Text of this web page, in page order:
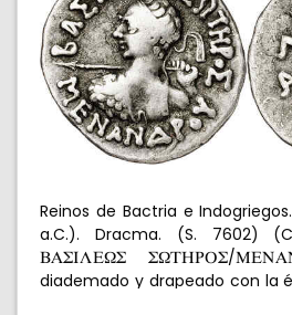
Reinos de Bactria e
a.C.). Dracma. (S. 7602)
BAWILE[W W[XHUPW/
diademado y drapeado con la